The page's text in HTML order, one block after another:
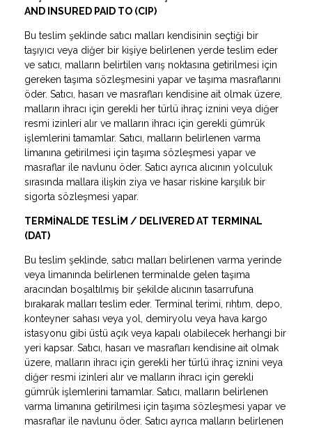
AND INSURED PAID TO (CIP)
Bu teslim şeklinde satıcı malları kendisinin seçtiği bir
taşıyıcı veya diğer bir kişiye belirlenen yerde teslim eder
ve satıcı, malların belirtilen varış noktasına getirilmesi için
gereken taşıma sözleşmesini yapar ve taşıma masraflarını
öder. Satıcı, hasarı ve masrafları kendisine ait olmak üzere,
malların ihracı için gerekli her türlü ihraç iznini veya diğer
resmi izinleri alır ve malların ihracı için gerekli gümrük
işlemlerini tamamlar. Satıcı, malların belirlenen varma
limanına getirilmesi için taşıma sözleşmesi yapar ve
masraflar ile navlunu öder. Satıcı ayrıca alıcının yolculuk
sırasında mallara ilişkin ziya ve hasar riskine karşılık bir
sigorta sözleşmesi yapar.
TERMİNALDE TESLİM / DELIVERED AT TERMINAL
(DAT)
Bu teslim şeklinde, satıcı malları belirlenen varma yerinde
veya limanında belirlenen terminalde gelen taşıma
aracından boşaltılmış bir şekilde alıcının tasarrufuna
bırakarak malları teslim eder. Terminal terimi, rıhtım, depo,
konteyner sahası veya yol, demiryolu veya hava kargo
istasyonu gibi üstü açık veya kapalı olabilecek herhangi bir
yeri kapsar. Satıcı, hasarı ve masrafları kendisine ait olmak
üzere, malların ihracı için gerekli her türlü ihraç iznini veya
diğer resmi izinleri alır ve malların ihracı için gerekli
gümrük işlemlerini tamamlar. Satıcı, malların belirlenen
varma limanına getirilmesi için taşıma sözleşmesi yapar ve
masraflar ile navlunu öder. Satıcı ayrıca malların belirlenen